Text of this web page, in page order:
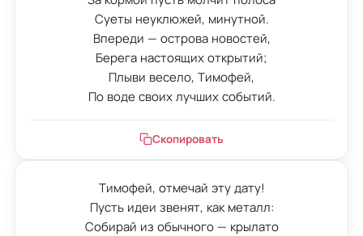
Суеты неуклюжей, минутной.
Впереди — острова новостей,
Берега настоящих открытий;
Плыви весело, Тимофей,
По воде своих лучших событий.
Скопировать
Тимофей, отмечай эту дату!
Пусть идеи звенят, как металл:
Собирай из обычного — крылато